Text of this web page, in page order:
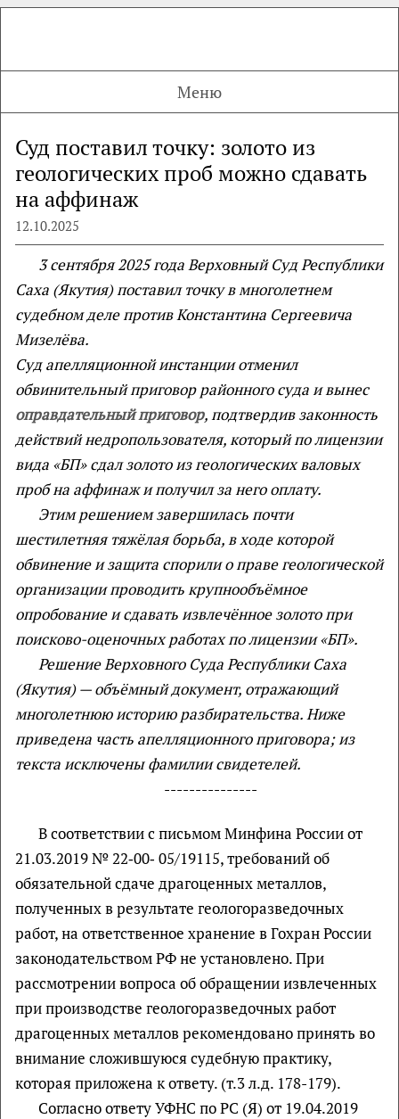
Меню
Суд поставил точку: золото из
геологических проб можно сдавать
на аффинаж
12.10.2025
3 сентября 2025 года Верховный Суд Республики
Саха (Якутия) поставил точку в многолетнем
судебном деле против Константина Сергеевича
Мизелёва.
Суд апелляционной инстанции отменил
обвинительный приговор районного суда и вынес
оправдательный приговор, подтвердив законность
действий недропользователя, который по лицензии
вида «БП» сдал золото из геологических валовых
проб на аффинаж и получил за него оплату.
Этим решением завершилась почти
шестилетняя тяжёлая борьба, в ходе которой
обвинение и защита спорили о праве геологической
организации проводить крупнообъёмное
опробование и сдавать извлечённое золото при
поисково-оценочных работах по лицензии «БП».
Решение Верховного Суда Республики Саха
(Якутия) — объёмный документ, отражающий
многолетнюю историю разбирательства. Ниже
приведена часть апелляционного приговора; из
текста исключены фамилии свидетелей.
---------------
В соответствии с письмом Минфина России от
21.03.2019 № 22‑00‑ 05/19115, требований об
обязательной сдаче драгоценных металлов,
полученных в результате геологоразведочных
работ, на ответственное хранение в Гохран России
законодательством РФ не установлено. При
рассмотрении вопроса об обращении извлеченных
при производстве геологоразведочных работ
драгоценных металлов рекомендовано принять во
внимание сложившуюся судебную практику,
которая приложена к ответу. (т.3 л.д. 178-179).
Согласно ответу УФНС по РС (Я) от 19.04.2019